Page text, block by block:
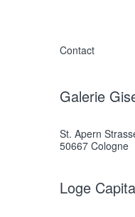
Contact
Galerie
St. Apern
50667 Cologne
Loge